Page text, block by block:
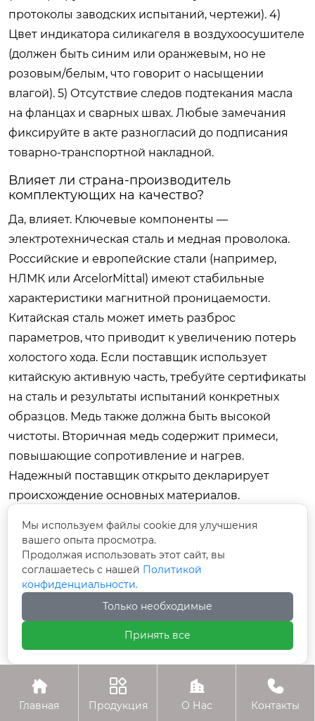
протоколы заводских испытаний, чертежи). 4)
Цвет индикатора силикагеля в воздухоосушителе
(должен быть синим или оранжевым, но не
розовым/белым, что говорит о насыщении
влагой). 5) Отсутствие следов подтекания масла
на фланцах и сварных швах. Любые замечания
фиксируйте в акте разногласий до подписания
товарно-транспортной накладной.
Влияет ли страна-производитель
комплектующих на качество?
Да, влияет. Ключевые компоненты —
электротехническая сталь и медная проволока.
Российские и европейские стали (например,
НЛМК или ArcelorMittal) имеют стабильные
характеристики магнитной проницаемости.
Китайская сталь может иметь разброс
параметров, что приводит к увеличению потерь
холостого хода. Если поставщик использует
китайскую активную часть, требуйте сертификаты
на сталь и результаты испытаний конкретных
образцов. Медь также должна быть высокой
чистоты. Вторичная медь содержит примеси,
повышающие сопротивление и нагрев.
Надежный поставщик открыто декларирует
происхождение основных материалов.
Заключение: инвестиция в
надежность
Ответ на вопросгде найти надежного
поставщика трансформаторов 35 кв?лежит не в
плоскости поиска самой низкой цены, а в
плоскости комплексной оценки технической
компетенции, производственных возможностей
множество вариантов, но лишь немногие
способны обеспечить полное соответствие

Главная

Продукция

О Нас

Контакты
Мы используем файлы cookie для улучшения
вашего опыта просмотра.
Продолжая использовать этот сайт, вы
соглашаетесь с нашей Политикой
конфиденциальности.
Только необходимые
Принять все